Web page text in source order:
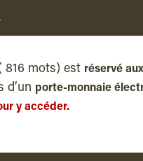
816 mots) est réservé
d’un porte-monnaie
y accéder.